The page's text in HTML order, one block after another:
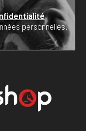
personnelles.